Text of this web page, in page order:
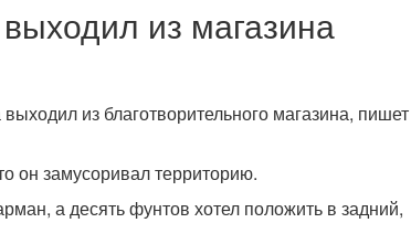
из магазина
из благотворительного магазина, пишет
он замусоривал территорию.
а десять фунтов хотел положить в задний,